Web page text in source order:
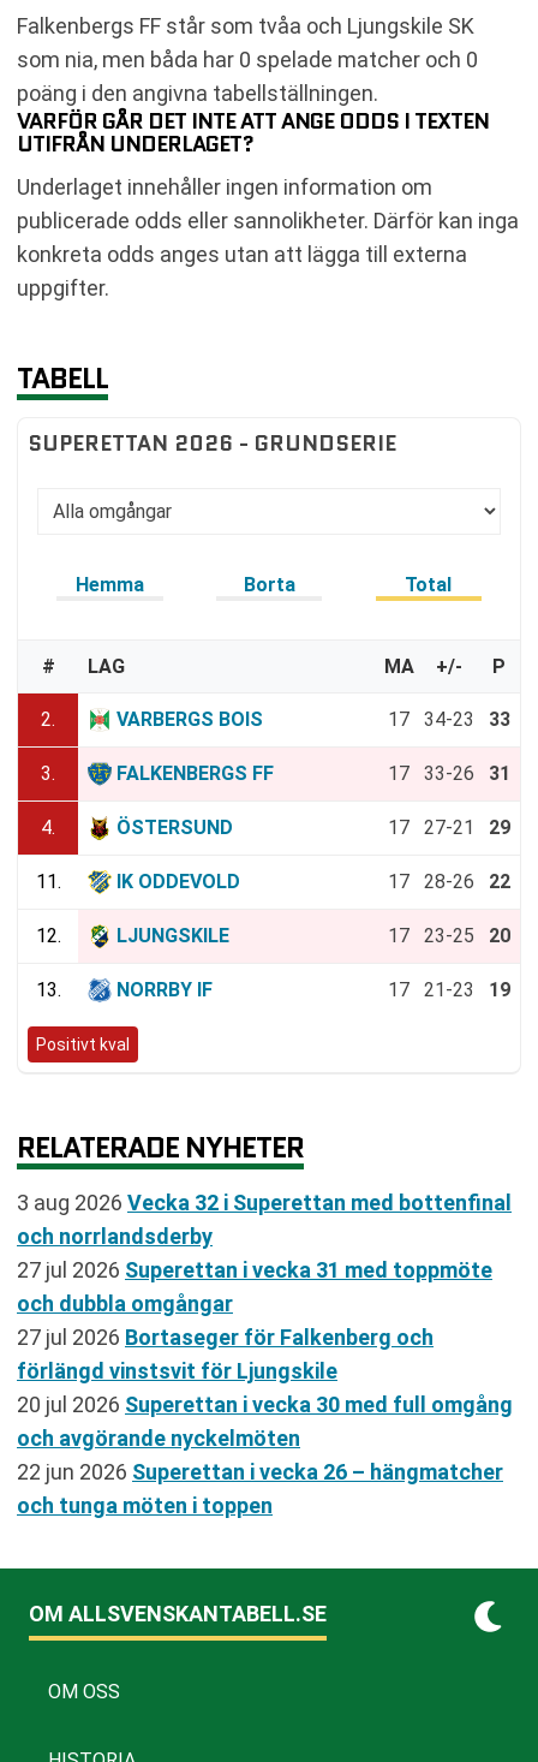
Falkenbergs FF står som tvåa och Ljungskile SK
som nia, men båda har 0 spelade matcher och 0
poäng i den angivna tabellställningen.
VARFÖR GÅR DET INTE ATT ANGE ODDS I TEXTEN
UTIFRÅN UNDERLAGET?
Underlaget innehåller ingen information om
publicerade odds eller sannolikheter. Därför kan inga
konkreta odds anges utan att lägga till externa
uppgifter.
TABELL
SUPERETTAN 2026 - GRUNDSERIE
Hemma Borta Total
# LAG MA +/- P
2. VARBERGS BOIS 17 34-23 33
3. FALKENBERGS FF 17 33-26 31
4. ÖSTERSUND 17 27-21 29
11. IK ODDEVOLD 17 28-26 22
12. LJUNGSKILE 17 23-25 20
13. NORRBY IF 17 21-23 19
Positivt kval
RELATERADE NYHETER
3 aug 2026 Vecka 32 i Superettan med bottenfinal
och norrlandsderby
27 jul 2026 Superettan i vecka 31 med toppmöte
och dubbla omgångar
27 jul 2026 Bortaseger för Falkenberg och
förlängd vinstsvit för Ljungskile
20 jul 2026 Superettan i vecka 30 med full omgång
och avgörande nyckelmöten
22 jun 2026 Superettan i vecka 26 – hängmatcher
och tunga möten i toppen
OM ALLSVENSKANTABELL.SE
OM OSS